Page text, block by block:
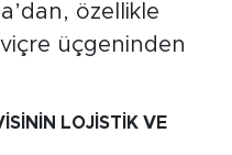
özellikle
üçgeninden
LOJİSTİK VE